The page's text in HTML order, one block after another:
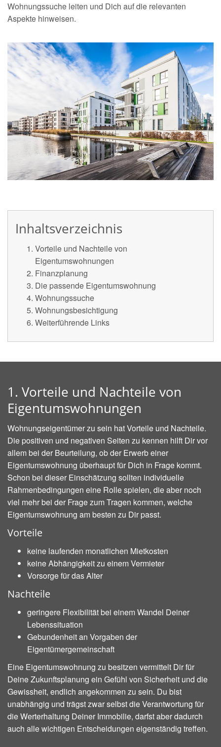
Wohnungssuche leiten und Dich auf die relevanten
Aspekte hinweisen.
Inhaltsverzeichnis
Vorteile und Nachteile von
Eigentumswohnungen
Finanzplanung
Die passende Eigentumswohnung
Wohnungssuche
Wohnungsbesichtigung
Weiterführende Links
1. Vorteile und Nachteile von
Eigentumswohnungen
Wohnungseigentümer zu sein hat Vorteile und Nachteile.
Die positiven und negativen Seiten zu kennen hilft Dir vor
allem bei der Beurteilung, ob der Erwerb einer
Eigentumswohnung überhaupt für Dich in Frage kommt.
Schon bei dieser Einschätzung sollten individuelle
Rahmenbedingungen eine Rolle spielen, die aber noch
viel mehr bei der Frage zum Tragen kommen, welche
Eigentumswohnung am besten zu Dir passt.
Vorteile
keine laufenden monatlichen Mietkosten
keine Abhängigkeit zu einem Vermieter
Vorsorge für das Alter
Nachteile
geringere Flexibilität bei einem Wandel Deiner
Lebenssituation
Gebundenheit an Vorgaben der
Eigentümergemeinschaft
Eine Eigentumswohnung zu besitzen vermittelt Dir für
Deine Zukunftsplanung ein Gefühl von Sicherheit und die
Gewissheit, endlich angekommen zu sein. Du bist
unabhängig und trägst zwar selbst die Verantwortung für
die Werterhaltung Deiner Immobilie, darfst aber dadurch
auch alle wichtigen Entscheidungen eigenständig treffen.